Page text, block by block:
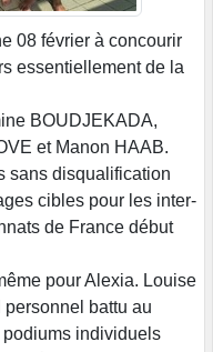
08 février à concourir
essentiellement de la
BOUDJEKADA,
et Manon HAAB.
sans disqualification
cibles pour les inter-
de France début
pour Alexia. Louise
battu au
podiums individuels